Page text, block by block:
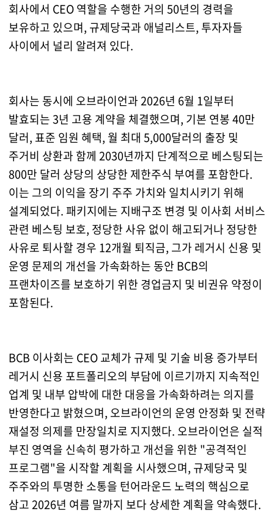
회사에서 CEO 역할을 수행한 거의 50년의 경력을
보유하고 있으며, 규제당국과 애널리스트, 투자자들
사이에서 널리 알려져 있다.
회사는 동시에 오브라이언과 2026년 6월 1일부터
발효되는 3년 고용 계약을 체결했으며, 기본 연봉 40만
달러, 표준 임원 혜택, 월 최대 5,000달러의 출장 및
주거비 상환과 함께 2030년까지 단계적으로 베스팅되는
800만 달러 상당의 상당한 제한주식 부여를 포함한다.
이는 그의 이익을 장기 주주 가치와 일치시키기 위해
설계되었다. 패키지에는 지배구조 변경 및 이사회 서비스
관련 베스팅 보호, 정당한 사유 없이 해고되거나 정당한
사유로 퇴사할 경우 12개월 퇴직금, 그가 레거시 신용 및
운영 문제의 개선을 가속화하는 동안 BCB의
프랜차이즈를 보호하기 위한 경업금지 및 비권유 약정이
포함된다.
BCB 이사회는 CEO 교체가 규제 및 기술 비용 증가부터
레거시 신용 포트폴리오의 부담에 이르기까지 지속적인
업계 및 내부 압박에 대한 대응을 가속화하려는 의지를
반영한다고 밝혔으며, 오브라이언의 운영 안정화 및 전략
재설정 의제를 만장일치로 지지했다. 오브라이언은 실적
부진 영역을 신속히 평가하고 개선을 위한 "공격적인
프로그램"을 시작할 계획을 시사했으며, 규제당국 및
주주와의 투명한 소통을 턴어라운드 노력의 핵심으로
삼고 2026년 여름 말까지 보다 상세한 계획을 약속했다.